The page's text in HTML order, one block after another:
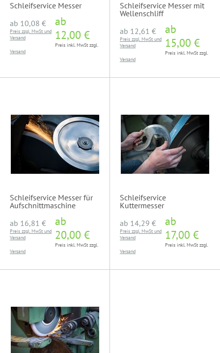
Schleifservice Messer
ab 10,08 €
Preis zzgl. MwSt und
Versand
ab
12,00 €
Preis inkl. MwSt zzgl.
Versand
Schleifservice Messer mit
Wellenschliff
ab 12,61 €
Preis zzgl. MwSt und
Versand
ab
15,00 €
Preis inkl. MwSt zzgl.
Versand
Schleifservice Messer für
Aufschnittmaschine
ab 16,81 €
Preis zzgl. MwSt und
Versand
ab
20,00 €
Preis inkl. MwSt zzgl.
Versand
Schleifservice
Kuttermesser
ab 14,29 €
Preis zzgl. MwSt und
Versand
ab
17,00 €
Preis inkl. MwSt zzgl.
Versand